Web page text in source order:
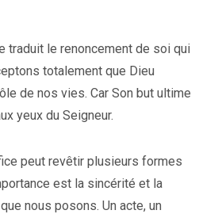
traduit le renoncement de soi qui
totalement que Dieu
de nos vies. Car Son but ultime
yeux du Seigneur.
peut revêtir plusieurs formes
est la sincérité et la
nous posons. Un acte, un